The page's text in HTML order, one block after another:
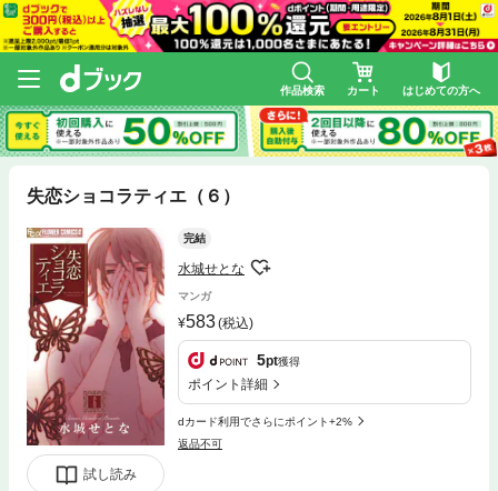
作品検索 カート はじめての方へ
失恋ショコラティエ（６）
試し読み
完結
水城せとな
マンガ
583(税込)
5pt獲得
ポイント詳細
dカード利用でさらにポイント+2%
返品不可